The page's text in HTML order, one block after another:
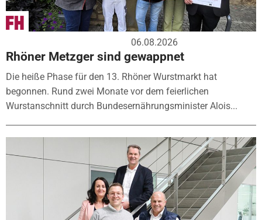
06.08.2026
Rhöner Metzger sind gewappnet
Die heiße Phase für den 13. Rhöner Wurstmarkt hat
begonnen. Rund zwei Monate vor dem feierlichen
Wurstanschnitt durch Bundesernährungsminister Alois...